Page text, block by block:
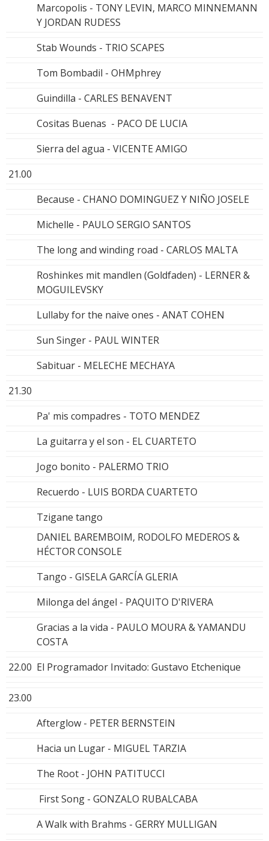
Marcopolis - TONY LEVIN, MARCO MINNEMANN
Y JORDAN RUDESS
Stab Wounds - TRIO SCAPES
Tom Bombadil - OHMphrey
Guindilla - CARLES BENAVENT
Cositas Buenas - PACO DE LUCIA
Sierra del agua - VICENTE AMIGO
21.00
Because - CHANO DOMINGUEZ Y NIÑO JOSELE
Michelle - PAULO SERGIO SANTOS
The long and winding road - CARLOS MALTA
Roshinkes mit mandlen (Goldfaden) - LERNER &
MOGUILEVSKY
Lullaby for the naive ones - ANAT COHEN
Sun Singer - PAUL WINTER
Sabituar - MELECHE MECHAYA
21.30
Pa' mis compadres - TOTO MENDEZ
La guitarra y el son - EL CUARTETO
Jogo bonito - PALERMO TRIO
Recuerdo - LUIS BORDA CUARTETO
Tzigane tango
DANIEL BAREMBOIM, RODOLFO MEDEROS &
HÉCTOR CONSOLE
Tango - GISELA GARCÍA GLERIA
Milonga del ángel - PAQUITO D'RIVERA
Gracias a la vida - PAULO MOURA & YAMANDU
COSTA
22.00 El Programador Invitado: Gustavo Etchenique
23.00
Afterglow - PETER BERNSTEIN
Hacia un Lugar - MIGUEL TARZIA
The Root - JOHN PATITUCCI
First Song - GONZALO RUBALCABA
A Walk with Brahms - GERRY MULLIGAN